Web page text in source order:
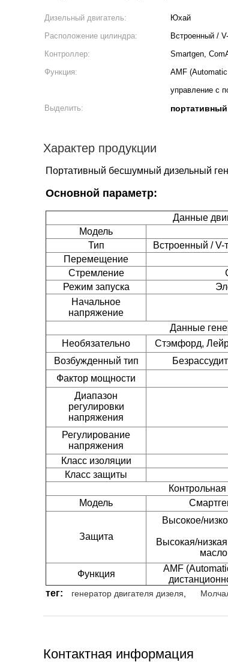
Дизельный двигатель: Юхай
Расположение цилиндра:
Встроенный /
Контроллер:
Smartgen,
Функция:
AMF
управление с
Выделить:
Характер продукции
Портативный бесшумный дизельный
Основной параметр:
Данные
Модель
Тип
Встроенный / V-
Перемещение
Стремление
Режим запуска
Начальное
напряжение
Данные
Необязательно
Стэмфорд,
Возбужденный тип
Фактор мощности
Диапазон
регулировки
напряжения
Регулирование
напряжения
Класс изоляции
Класс защиты
Модель
Защита
Высокое/
Высокая/
Функция
AMF
тег:
генератор двигателя дизеля
Контактная информация